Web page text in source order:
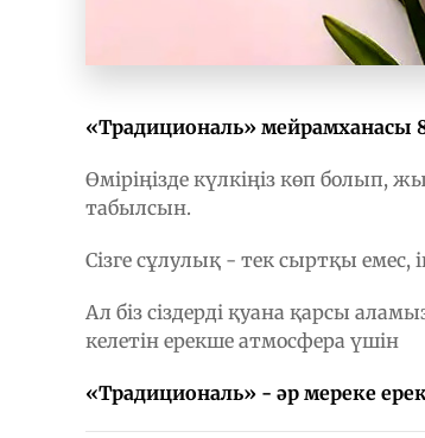
«Традициональ» мейрамханасы
Өміріңізде күлкіңіз көп
табылсын.
Сізге сұлулық - тек сыртқы емес,
Ал біз сіздерді қуана қарсы
келетін ерекше атмосфера үшін
«Традициональ» - әр мереке